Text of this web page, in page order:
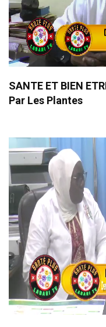
SANTE ET BIEN
Par Les Plantes